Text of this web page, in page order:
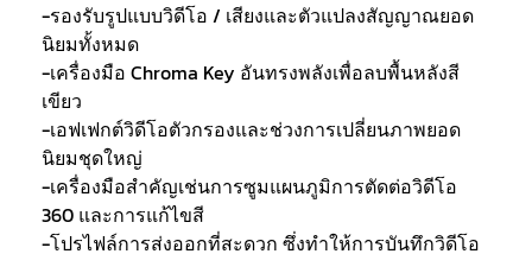
-รองรับรูปแบบวิดีโอ / เสียงและตัวแปลงสัญญาณยอด
นิยมทั้งหมด
-เครื่องมือ Chroma Key อันทรงพลังเพื่อลบพื้นหลังสี
เขียว
-เอฟเฟกต์วิดีโอตัวกรองและช่วงการเปลี่ยนภาพยอด
นิยมชุดใหญ่
-เครื่องมือสำคัญเช่นการซูมแผนภูมิการตัดต่อวิดีโอ
360 และการแก้ไขสี
-โปรไฟล์การส่งออกที่สะดวก ซึ่งทำให้การบันทึกวิดีโอ